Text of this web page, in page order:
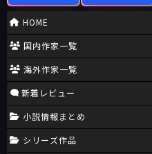
HOME
国内作家一覧
海外作家一覧
新着レビュー
小説情報まとめ
シリーズ作品